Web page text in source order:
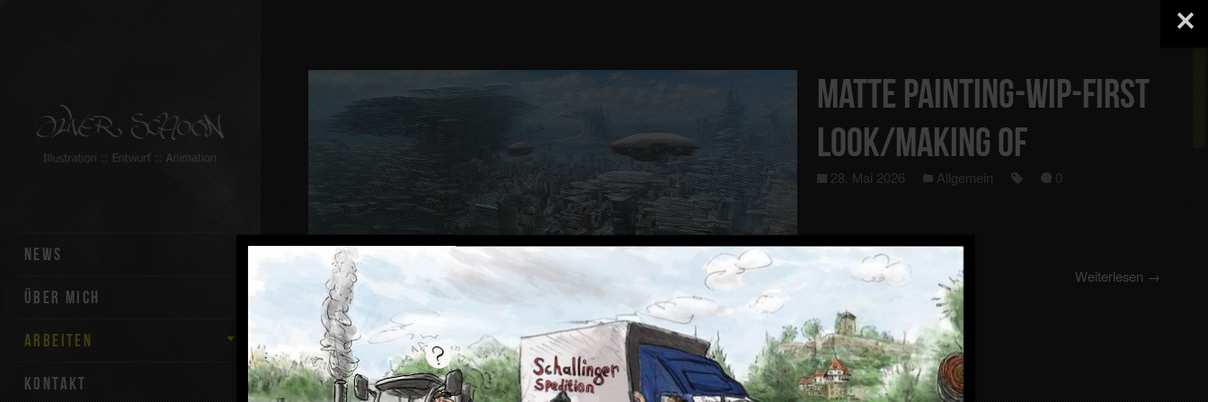
Skip to content
NEWS
ÜBER MICH
ARBEITEN
KONTAKT
Matte Painting-Wip-First
Look/Making Of
28. Mai 2026 Allgemein 0
Weiterlesen →